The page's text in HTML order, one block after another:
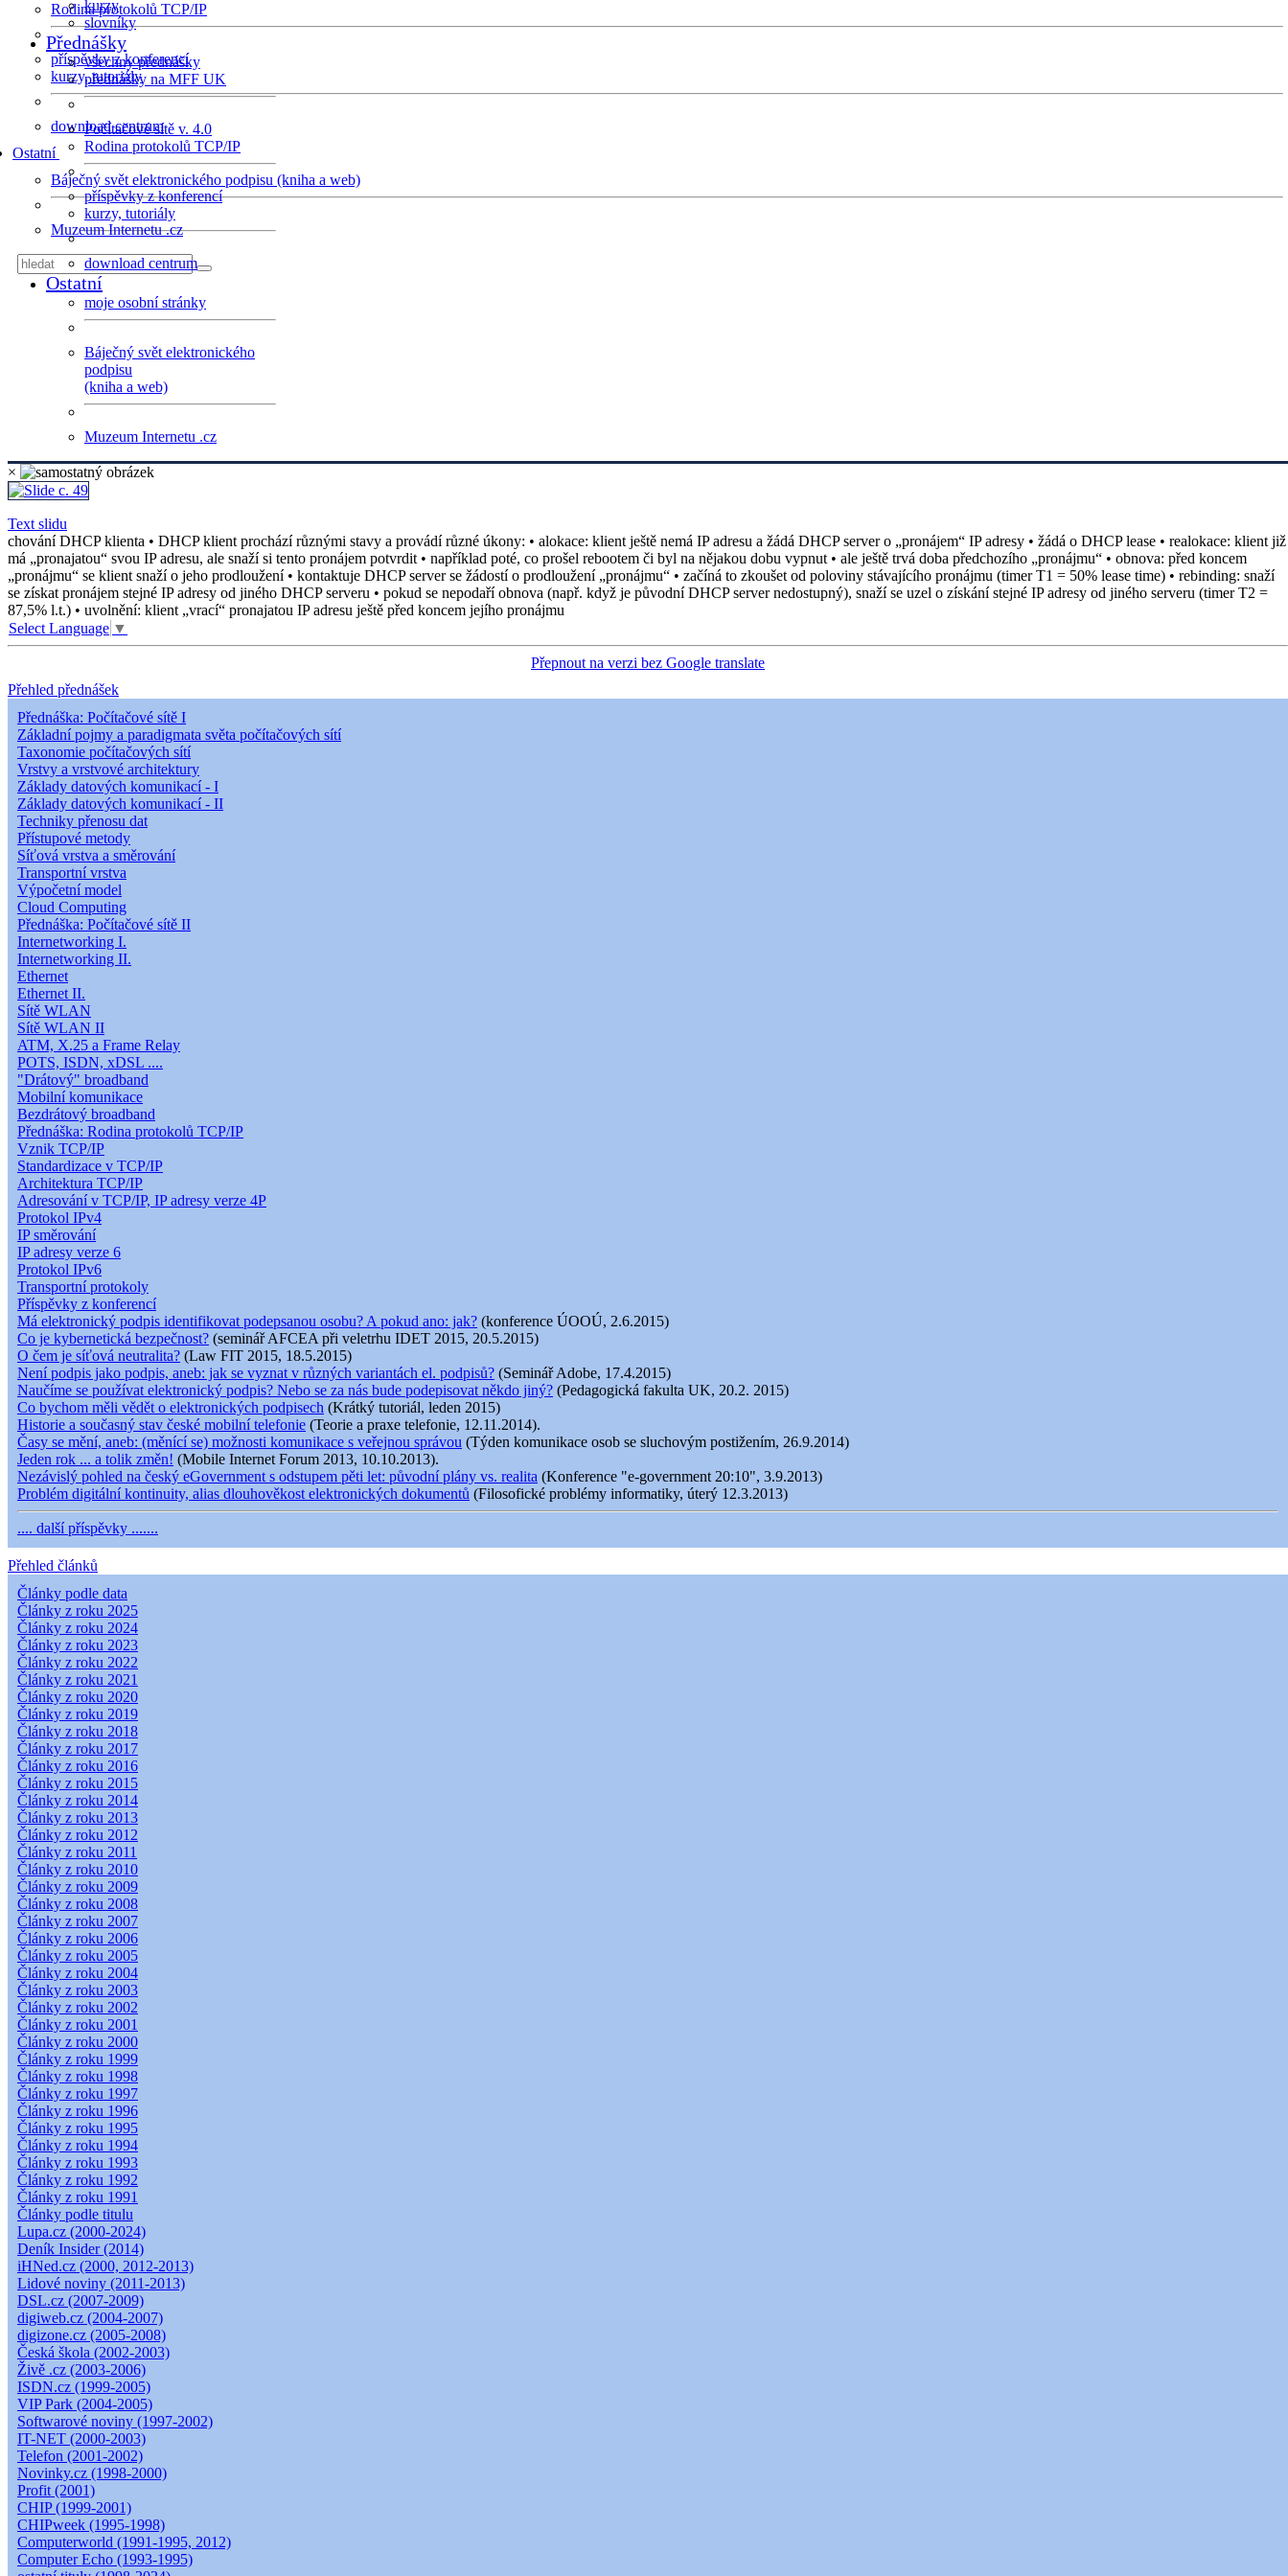
Rodina protokolů TCP/IP
příspěvky z konferencí
kurzy, tutoriály
download centrum
Ostatní
Báječný svět elektronického podpisu (kniha a web)
Muzeum Internetu .cz
kurzy
slovníky
Přednášky
všechny přednášky
přednášky na MFF UK
Počítačové sítě v. 4.0
Rodina protokolů TCP/IP
příspěvky z konferencí
kurzy, tutoriály
download centrum
Ostatní
moje osobní stránky
Báječný svět elektronického
podpisu
(kniha a web)
Muzeum Internetu .cz
×
Text slidu
chování DHCP klienta • DHCP klient prochází různými stavy a provádí různé úkony: • alokace: klient ještě nemá IP adresu a žádá DHCP server o „pronájem“ IP adresy • žádá o DHCP lease • realokace: klient již
má „pronajatou“ svou IP adresu, ale snaží si tento pronájem potvrdit • například poté, co prošel rebootem či byl na nějakou dobu vypnut • ale ještě trvá doba předchozího „pronájmu“ • obnova: před koncem
„pronájmu“ se klient snaží o jeho prodloužení • kontaktuje DHCP server se žádostí o prodloužení „pronájmu“ • začíná to zkoušet od poloviny stávajícího pronájmu (timer T1 = 50% lease time) • rebinding: snaží
se získat pronájem stejné IP adresy od jiného DHCP serveru • pokud se nepodaří obnova (např. když je původní DHCP server nedostupný), snaží se uzel o získání stejné IP adresy od jiného serveru (timer T2 =
87,5% l.t.) • uvolnění: klient „vrací“ pronajatou IP adresu ještě před koncem jejího pronájmu
Select Language ▼
Přepnout na verzi bez Google translate
Přehled přednášek
Přednáška: Počítačové sítě I
Základní pojmy a paradigmata světa počítačových sítí
Taxonomie počítačových sítí
Vrstvy a vrstvové architektury
Základy datových komunikací - I
Základy datových komunikací - II
Techniky přenosu dat
Přístupové metody
Síťová vrstva a směrování
Transportní vrstva
Výpočetní model
Cloud Computing
Přednáška: Počítačové sítě II
Internetworking I.
Internetworking II.
Ethernet
Ethernet II.
Sítě WLAN
Sítě WLAN II
ATM, X.25 a Frame Relay
POTS, ISDN, xDSL ....
"Drátový" broadband
Mobilní komunikace
Bezdrátový broadband
Přednáška: Rodina protokolů TCP/IP
Vznik TCP/IP
Standardizace v TCP/IP
Architektura TCP/IP
Adresování v TCP/IP, IP adresy verze 4P
Protokol IPv4
IP směrování
IP adresy verze 6
Protokol IPv6
Transportní protokoly
Příspěvky z konferencí
Má elektronický podpis identifikovat podepsanou osobu? A pokud ano: jak? (konference ÚOOÚ, 2.6.2015)
Co je kybernetická bezpečnost? (seminář AFCEA při veletrhu IDET 2015, 20.5.2015)
O čem je síťová neutralita? (Law FIT 2015, 18.5.2015)
Není podpis jako podpis, aneb: jak se vyznat v různých variantách el. podpisů? (Seminář Adobe, 17.4.2015)
Naučíme se používat elektronický podpis? Nebo se za nás bude podepisovat někdo jiný? (Pedagogická fakulta UK, 20.2. 2015)
Co bychom měli vědět o elektronických podpisech (Krátký tutoriál, leden 2015)
Historie a současný stav české mobilní telefonie (Teorie a praxe telefonie, 12.11.2014).
Časy se mění, aneb: (měnící se) možnosti komunikace s veřejnou správou (Týden komunikace osob se sluchovým postižením, 26.9.2014)
Jeden rok ... a tolik změn! (Mobile Internet Forum 2013, 10.10.2013).
Nezávislý pohled na český eGovernment s odstupem pěti let: původní plány vs. realita (Konference "e-government 20:10", 3.9.2013)
Problém digitální kontinuity, alias dlouhověkost elektronických dokumentů (Filosofické problémy informatiky, úterý 12.3.2013)
.... další příspěvky .......
Přehled článků
Články podle data
Články z roku 2025
Články z roku 2024
Články z roku 2023
Články z roku 2022
Články z roku 2021
Články z roku 2020
Články z roku 2019
Články z roku 2018
Články z roku 2017
Články z roku 2016
Články z roku 2015
Články z roku 2014
Články z roku 2013
Články z roku 2012
Články z roku 2011
Články z roku 2010
Články z roku 2009
Články z roku 2008
Články z roku 2007
Články z roku 2006
Články z roku 2005
Články z roku 2004
Články z roku 2003
Články z roku 2002
Články z roku 2001
Články z roku 2000
Články z roku 1999
Články z roku 1998
Články z roku 1997
Články z roku 1996
Články z roku 1995
Články z roku 1994
Články z roku 1993
Články z roku 1992
Články z roku 1991
Články podle titulu
Lupa.cz (2000-2024)
Deník Insider (2014)
iHNed.cz (2000, 2012-2013)
Lidové noviny (2011-2013)
DSL.cz (2007-2009)
digiweb.cz (2004-2007)
digizone.cz (2005-2008)
Česká škola (2002-2003)
Živě .cz (2003-2006)
ISDN.cz (1999-2005)
VIP Park (2004-2005)
Softwarové noviny (1997-2002)
IT-NET (2000-2003)
Telefon (2001-2002)
Novinky.cz (1998-2000)
Profit (2001)
CHIP (1999-2001)
CHIPweek (1995-1998)
Computerworld (1991-1995, 2012)
Computer Echo (1993-1995)